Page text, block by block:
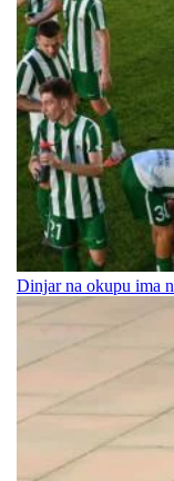
Dinjar na okupu ima